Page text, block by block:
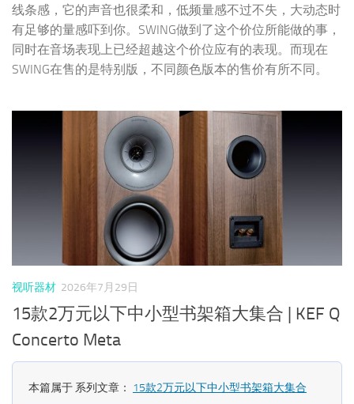
线条感，它的声音也很柔和，低频量感不过不失，大动态时
有足够的量感吓到你。SWING做到了这个价位所能做的事，
同时在音场表现上已经超越这个价位应有的表现。而现在
SWING在售的是特别版，不同颜色版本的售价有所不同。
视听器材 2026年7月29日
15款2万元以下中小型书架箱大集合 | KEF Q
Concerto Meta
本篇属于 系列文章： 15款2万元以下中小型书架箱大集合